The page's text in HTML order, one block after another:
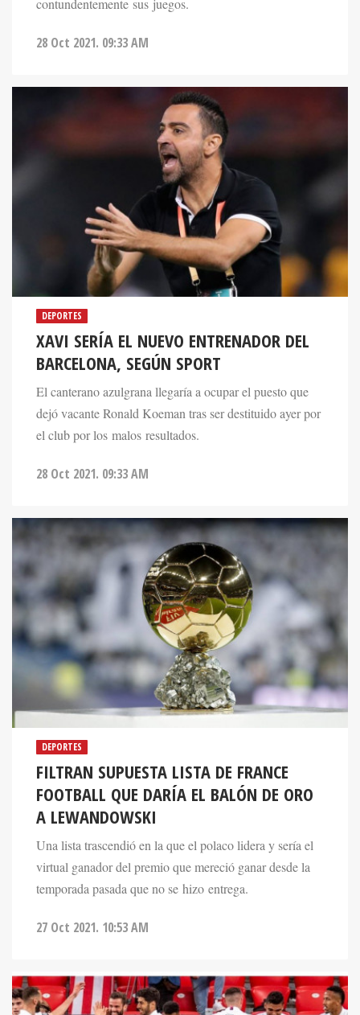
contundentemente sus juegos.
28 Oct 2021. 09:33 AM
DEPORTES
XAVI SERÍA EL NUEVO ENTRENADOR DEL
BARCELONA, SEGÚN SPORT
El canterano azulgrana llegaría a ocupar el puesto que
dejó vacante Ronald Koeman tras ser destituido ayer por
el club por los malos resultados.
28 Oct 2021. 09:33 AM
DEPORTES
FILTRAN SUPUESTA LISTA DE FRANCE
FOOTBALL QUE DARÍA EL BALÓN DE ORO
A LEWANDOWSKI
Una lista trascendió en la que el polaco lidera y sería el
virtual ganador del premio que mereció ganar desde la
temporada pasada que no se hizo entrega.
27 Oct 2021. 10:53 AM